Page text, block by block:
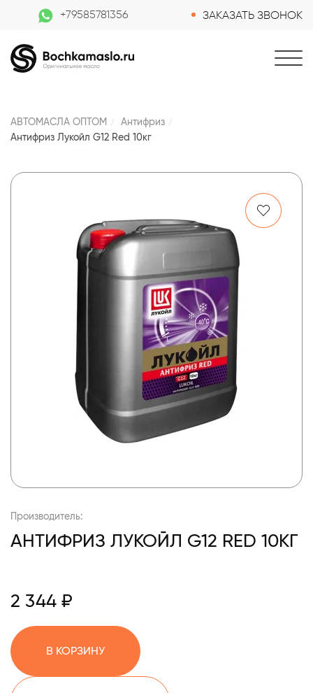
+79585781356 ЗАКАЗАТЬ ЗВОНОК
АВТОМАСЛА ОПТОМ
Антифриз
Антифриз Лукойл G12 Red 10кг
Производитель:
АНТИФРИЗ ЛУКОЙЛ G12 RED 10КГ
2 344 ₽
В КОРЗИНУ